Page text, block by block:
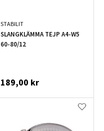
STABILIT
SLANGKLÄMMA TEJP A4-W5
60-80/12
189,00 kr